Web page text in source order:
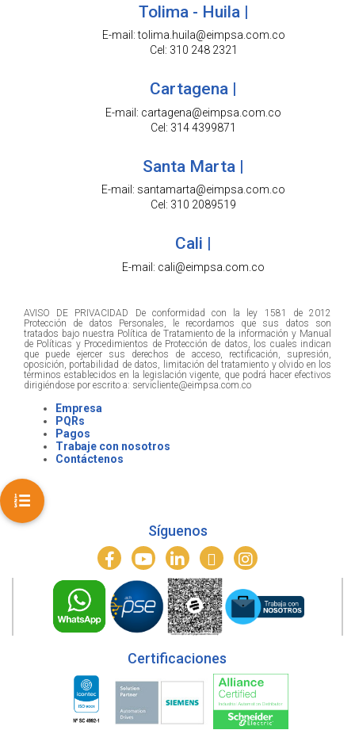
Tolima - Huila |
E-mail: tolima.huila@eimpsa.com.co
Cel: 310 248 2321
Cartagena |
E-mail: cartagena@eimpsa.com.co
Cel: 314 4399871
Santa Marta |
E-mail: santamarta@eimpsa.com.co
Cel: 310 2089519
Cali |
E-mail: cali@eimpsa.com.co
AVISO DE PRIVACIDAD De conformidad con la ley 1581 de 2012
Protección de datos Personales, le recordamos que sus datos son
tratados bajo nuestra Política de Tratamiento de la información y Manual
de Políticas y Procedimientos de Protección de datos, los cuales indican
que puede ejercer sus derechos de acceso, rectificación, supresión,
oposición, portabilidad de datos, limitación del tratamiento y olvido en los
términos establecidos en la legislación vigente, que podrá hacer efectivos
dirigiéndose por escrito a: servicliente@eimpsa.com.co
Empresa
PQRs
Pagos
Trabaje con nosotros
Contáctenos
Síguenos
Certificaciones